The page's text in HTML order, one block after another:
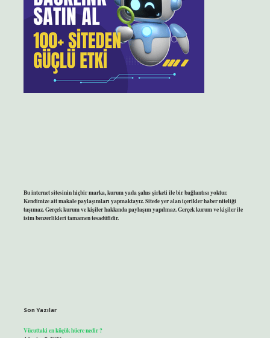
Bu internet sitesinin hiçbir marka, kurum yada şahıs şirketi ile bir bağlantısı yoktur.
Kendimize ait makale paylaşımları yapmaktayız. Sitede yer alan içerikler haber niteliği
taşımaz. Gerçek kurum ve kişiler hakkında paylaşım yapılmaz. Gerçek kurum ve kişiler ile
isim benzerlikleri tamamen tesadüfidir.
Son Yazılar
Vücuttaki en küçük hücre nedir ?